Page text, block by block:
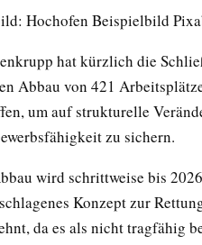
Hochofen Beispielbild
hat kürzlich die
Abbau von 421
um auf strukturelle
zu sichern.
wird schrittweise bis
Konzept zur
da es als nicht tragfähig